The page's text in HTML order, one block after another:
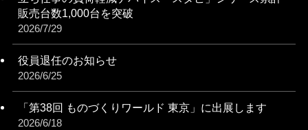
販売台数1,000台を突破
2026/7/29
役員退任のお知らせ
2026/6/25
「第38回 ものづくりワールド 東京」に出展します
2026/6/18